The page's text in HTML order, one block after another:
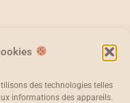
des technologies telles
informations des appareils.